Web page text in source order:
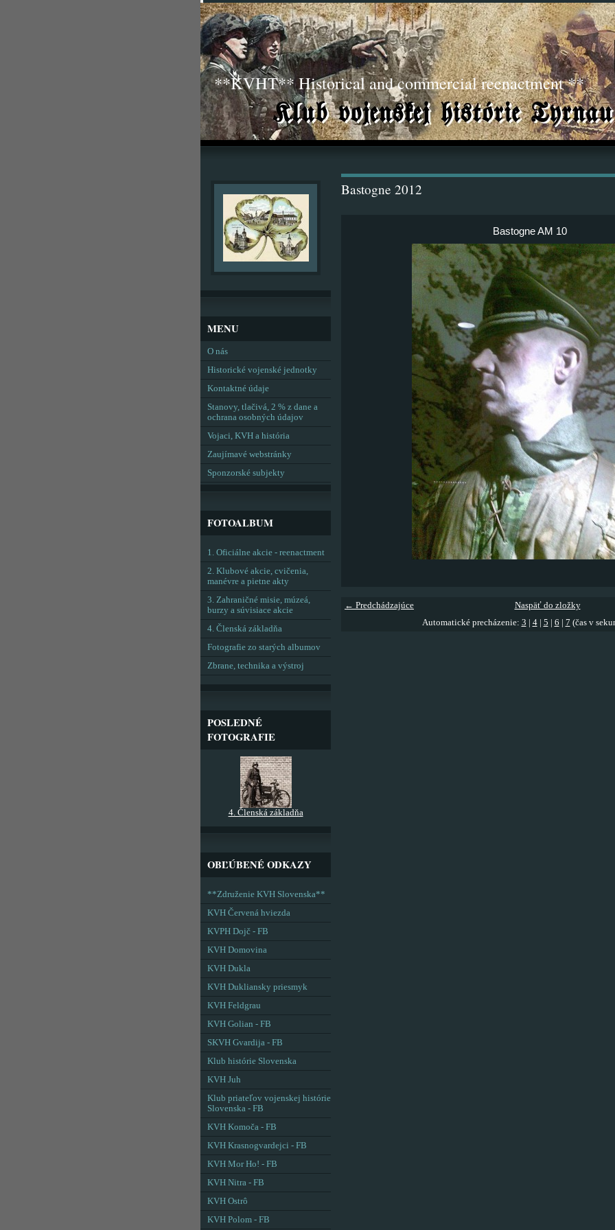
**KVHT** Historical and commercial reenactment **
Bastogne 2012
Bastogne AM 10
← Predchádzajúce
Naspäť do zložky
Automatické precházenie: 3 4| 5 6 7 (čas v
MENU
O nás
Historické vojenské jednotky
Kontaktné údaje
Stanovy, tlačivá, 2 % z dane a
ochrana osobných údajov
Vojaci, KVH a história
Zaujímavé webstránky
Sponzorské subjekty
FOTOALBUM
1. Oficiálne akcie - reenactment
2. Klubové akcie, cvičenia,
manévre a pietne akty
3. Zahraničné misie, múzeá,
burzy a súvisiace akcie
4. Členská základňa
Fotografie zo starých albumov
Zbrane, technika a výstroj
POSLEDNÉ
FOTOGRAFIE
4. Členská základňa
OBĽÚBENÉ ODKAZY
**Združenie KVH Slovenska**
KVH Červená hviezda
KVPH Dojč - FB
KVH Domovina
KVH Dukla
KVH Dukliansky priesmyk
KVH Feldgrau
KVH Golian - FB
SKVH Gvardija - FB
Klub histórie Slovenska
KVH Juh
Klub priateľov vojenskej histórie
Slovenska - FB
KVH Komoča - FB
KVH Krasnogvardejci - FB
KVH Mor Ho! - FB
KVH Nitra - FB
KVH Ostrô
KVH Polom - FB